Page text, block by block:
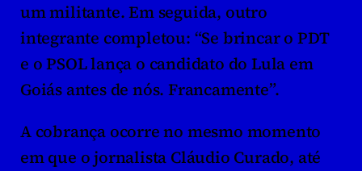
um militante. Em seguida, outro
integrante completou: “Se brincar o PDT
e o PSOL lança o candidato do Lula em
Goiás antes de nós. Francamente”.
A cobrança ocorre no mesmo momento
em que o jornalista Cláudio Curado, até